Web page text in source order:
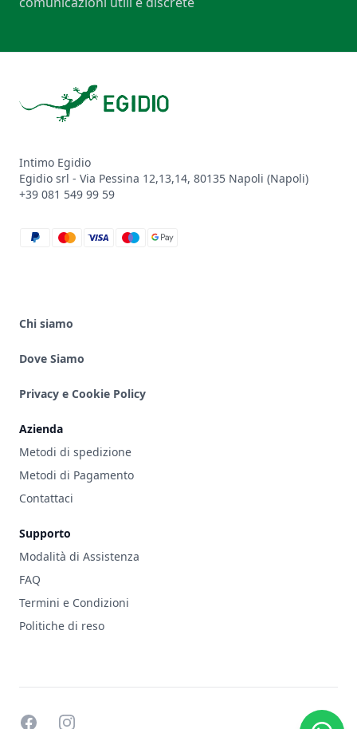
Intimo Egidio
Egidio srl - Via Pessina 12,13,14, 80135 Napoli (Napoli)
+39 081 549 99 59
paypal
mastercard
visa
maestro
google_pay
Chi siamo
Dove Siamo
Privacy e Cookie Policy
Azienda
Metodi di spedizione
Metodi di Pagamento
Contattaci
Supporto
Modalità di Assistenza
FAQ
Termini e Condizioni
Politiche di reso
facebookinstagram